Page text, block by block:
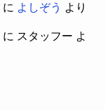
に よしぞう より
に スタッフー よ